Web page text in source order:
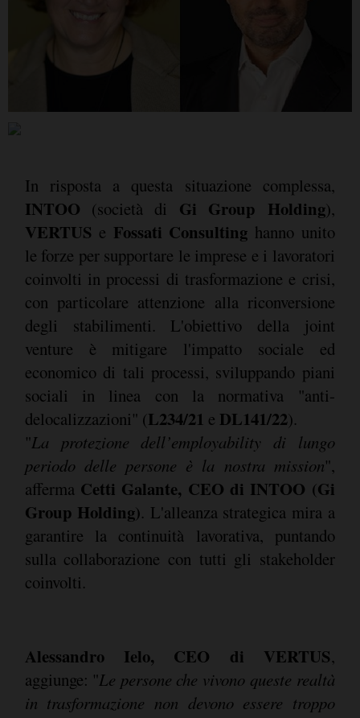
In risposta a questa situazione complessa,
INTOO (società di Gi Group Holding),
VERTUS e Fossati Consultinghanno unito
le forze per supportare le imprese e i lavoratori
coinvolti in processi di trasformazione e crisi,
con particolare attenzione alla riconversione
degli stabilimenti. L'obiettivo della joint
venture è mitigare l'impatto sociale ed
economico di tali processi, sviluppando piani
sociali in linea con la normativa "anti-
delocalizzazioni" (L234/21 e DL141/22).
"La protezione dell’employability di lungo
periodo delle persone è la nostra mission",
afferma Cetti Galante, CEO di INTOO (Gi
Group Holding). L'alleanza strategica mira a
garantire la continuità lavorativa, puntando
sulla collaborazione con tutti gli stakeholder
coinvolti.
Alessandro Ielo, CEO di VERTUS,
aggiunge: "Le persone che vivono queste realtà
in trasformazione non devono essere troppo